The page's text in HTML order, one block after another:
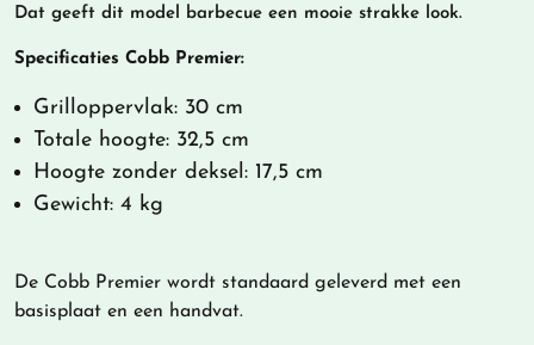
Dat geeft dit model barbecue een mooie strakke look.
Specificaties Cobb Premier:
Grilloppervlak: 30 cm
Totale hoogte: 32,5 cm
Hoogte zonder deksel: 17,5 cm
Gewicht: 4 kg
De Cobb Premier wordt standaard geleverd met een
basisplaat en een handvat.